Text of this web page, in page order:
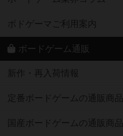
ボドゲーマご利用案内
ボードゲーム通販
新作・再入荷情報
定番ボードゲームの通販商品
国産ボードゲームの通販商品